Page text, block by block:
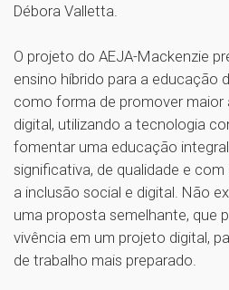
Débora Valletta.
O projeto do AEJA-Mackenzie
ensino híbrido para a educação
como forma de promover maior
digital, utilizando a tecnologia
fomentar uma educação
significativa, de qualidade e
a inclusão social e digital. Não
uma proposta semelhante, que
vivência em um projeto digital,
de trabalho mais preparado.